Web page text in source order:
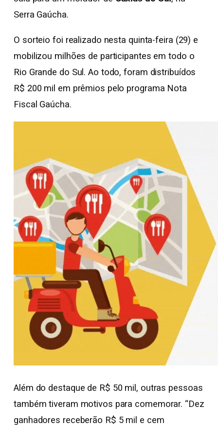
Serra Gaúcha.
O sorteio foi realizado nesta quinta-feira (29) e
mobilizou milhões de participantes em todo o
Rio Grande do Sul. Ao todo, foram distribuídos
R$ 200 mil em prêmios pelo programa Nota
Fiscal Gaúcha.
Além do destaque de R$ 50 mil, outras pessoas
também tiveram motivos para comemorar. “Dez
ganhadores receberão R$ 5 mil e cem